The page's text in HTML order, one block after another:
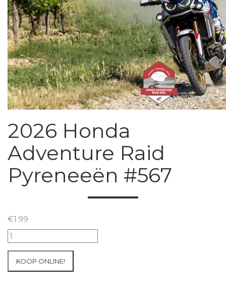
2026 Honda
Adventure Raid
Pyreneeën #567
€1.99
2026
Honda
Raid
KOOP ONLINE!